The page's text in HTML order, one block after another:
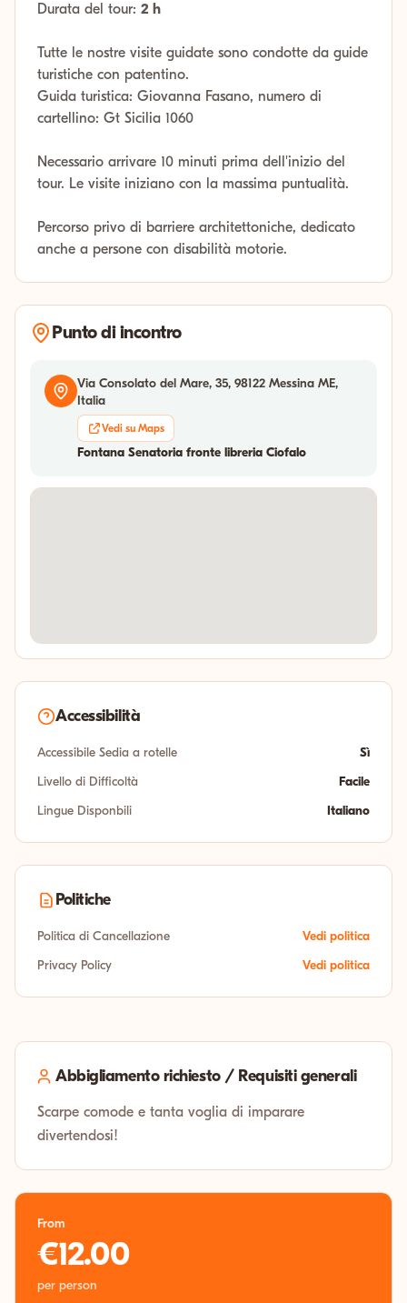
Durata del tour: 2 h
Tutte le nostre visite guidate sono condotte da guide
turistiche con patentino.
Guida turistica: Giovanna Fasano, numero di
cartellino: Gt Sicilia 1060
Necessario arrivare 10 minuti prima dell'inizio del
tour. Le visite iniziano con la massima puntualità.
Percorso privo di barriere architettoniche, dedicato
anche a persone con disabilità motorie.
Punto di incontro
Via Consolato del Mare, 35, 98122 Messina ME,
Italia
Vedi su Maps
Fontana Senatoria fronte libreria Ciofalo
Accessibilità
Accessibile Sedia a rotelle
Sì
Livello di Difficoltà
Facile
Lingue Disponbili
Italiano
Politiche
Politica di Cancellazione
Vedi politica
Privacy Policy
Vedi politica
Abbigliamento richiesto / Requisiti generali
Scarpe comode e tanta voglia di imparare
divertendosi!
From
€12.00
per person